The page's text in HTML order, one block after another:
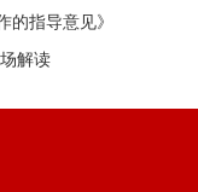
的指导意见》
解读